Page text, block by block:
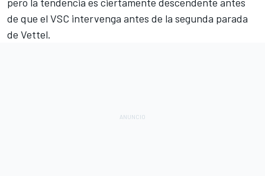
de que el VSC intervenga antes de la segunda parada
de Vettel.